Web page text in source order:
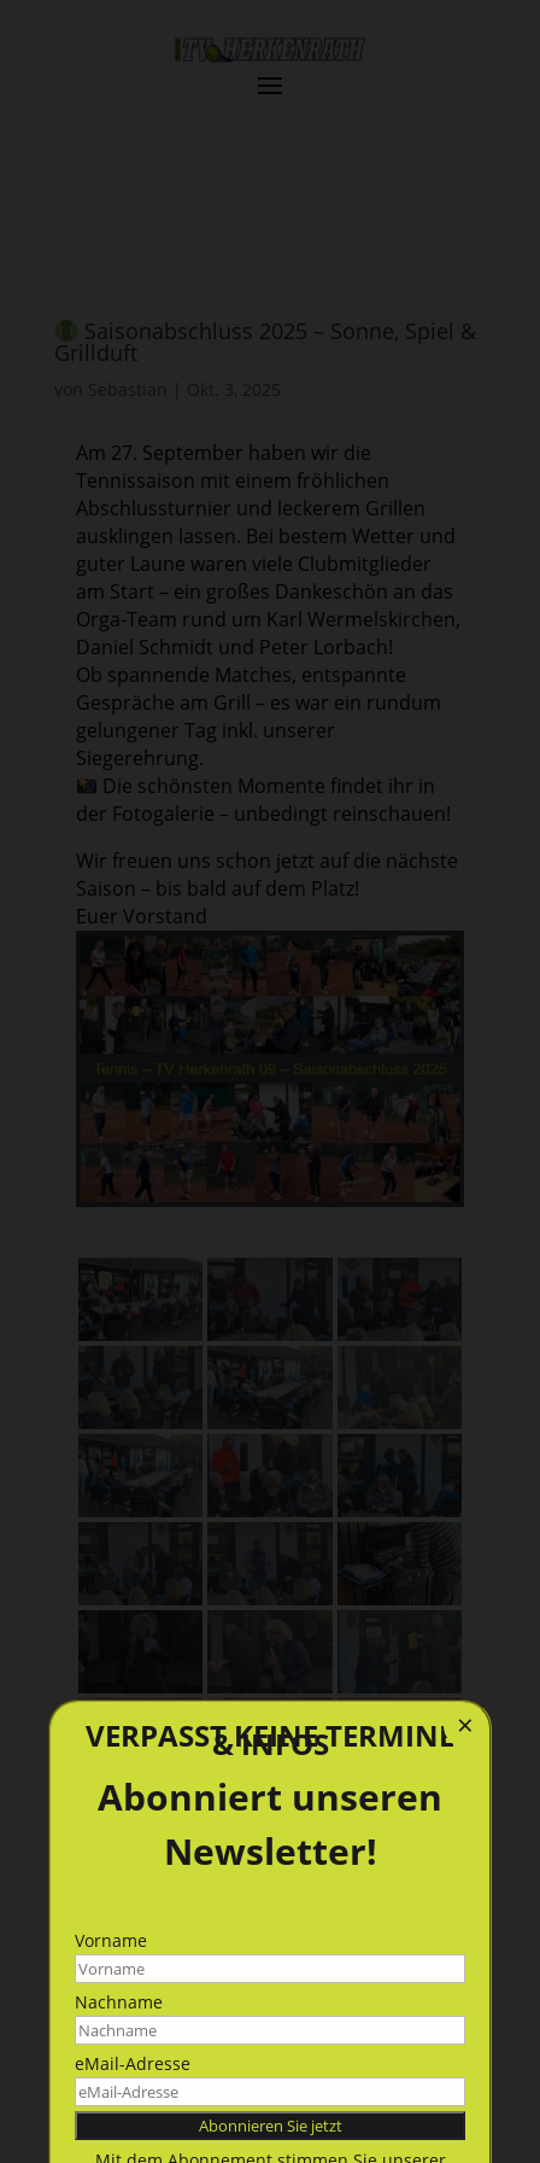
Saisonabschluss 2025 – Sonne, Spiel &
Grillduft
Am 27. September haben wir die
Tennissaison mit einem fröhlichen
Abschlussturnier und leckerem Grillen
ausklingen lassen. Bei bestem Wetter und
guter Laune waren viele Clubmitglieder
am Start – ein großes Dankeschön an das
Orga-Team rund um Karl Wermelskirchen,
Daniel Schmidt und Peter Lorbach!
Ob spannende Matches, entspannte
Gespräche am Grill – es war ein rundum
gelungener Tag inkl. unserer
Siegerehrung.
Die schönsten Momente findet ihr in
der Fotogalerie – unbedingt reinschauen!
Wir freuen uns schon jetzt auf die nächste
Saison – bis bald auf dem Platz!
Euer Vorstand
VERPASST KEINE TERMINE
& INFOS
Abonniert unseren
Newsletter!
Vorname
Nachname
eMail-Adresse
×